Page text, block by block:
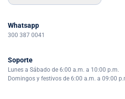
Whatsapp
300 387 0041
Soporte
Lunes a Sábado de 6:00 a.m. a 10:00 p.m.
Domingos y festivos de 6:00 a.m. a 09:00